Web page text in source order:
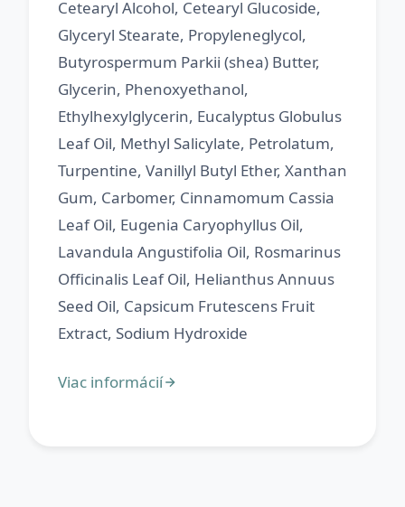
Cetearyl Alcohol, Cetearyl Glucoside,
Glyceryl Stearate, Propyleneglycol,
Butyrospermum Parkii (shea) Butter,
Glycerin, Phenoxyethanol,
Ethylhexylglycerin, Eucalyptus Globulus
Leaf Oil, Methyl Salicylate, Petrolatum,
Turpentine, Vanillyl Butyl Ether, Xanthan
Gum, Carbomer, Cinnamomum Cassia
Leaf Oil, Eugenia Caryophyllus Oil,
Lavandula Angustifolia Oil, Rosmarinus
Officinalis Leaf Oil, Helianthus Annuus
Seed Oil, Capsicum Frutescens Fruit